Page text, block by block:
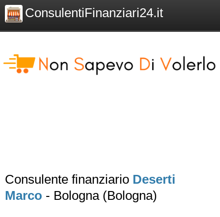
ConsulentiFinanziari24.it
Consulente finanziario Deserti
Marco - Bologna (Bologna)